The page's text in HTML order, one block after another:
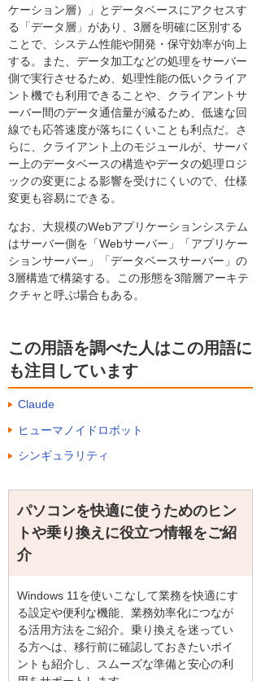
ケーション層）」とデータベースにアクセスす
る「データ層」があり、3層を明確に区別する
ことで、システム性能や開発・保守効率が向上
する。また、データ加工などの処理をサーバー
側で実行させるため、処理性能の低いクライア
ント機でも利用できることや、クライアントサ
ーバー間のデータ通信量が減るため、低速な回
線でも応答速度が落ちにくいことも利点だ。さ
らに、クライアント上のモジュールが、サーバ
ー上のデータベースの構造やデータの処理ロジ
ックの変更による影響を受けにくいので、仕様
変更も容易にできる。
なお、大規模のWebアプリケーションシステム
はサーバー側を「Webサーバー」「アプリケー
ションサーバー」「データベースサーバー」の
3層構造で構築する。この形態を3階層アーキテ
クチャと呼ぶ場合もある。
この用語を調べた人はこの用語に
も注目しています
Claude
ヒューマノイドロボット
シンギュラリティ
パソコンを快適に使うためのヒン
トや乗り換えに役立つ情報をご紹
介
Windows 11を使いこなして業務を快適にす
る設定や便利な機能、業務効率化につなが
る活用方法をご紹介。乗り換えを迷ってい
る方へは、移行前に確認しておきたいポイ
ントも紹介し、スムーズな準備と安心の利